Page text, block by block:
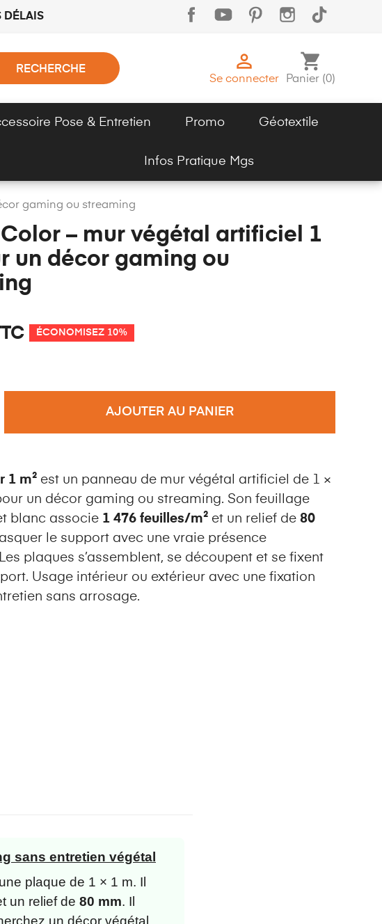
DÉLAIS
RECHERCHE 
Se connecter
shopping_cart
Panier (0)
Pose & Entretien Promo Géotextile
Infos Pratique Mgs
gaming ou streaming
– mur végétal artificiel 1
un décor gaming ou
ÉCONOMISEZ 10%
AJOUTER AU PANIER
1 m² est un panneau de mur végétal artificiel de 1 ×
un décor gaming ou streaming. Son feuillage
blanc associe 1 476 feuilles/m² et un relief de 80
le support avec une vraie présence
plaques s’assemblent, se découpent et se fixent
Usage intérieur ou extérieur avec une fixation
sans arrosage.
sans entretien végétal
plaque de 1 × 1 m. Il
un relief de 80 mm. Il
un décor végétal